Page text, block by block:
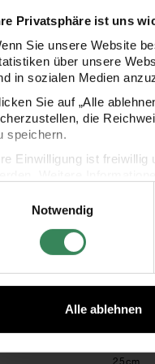
Privatsphäre ist uns
Sie unsere Website
über unsere
in sozialen Medien
Sie auf „Alle
die
speichern.
Einwilligung ist freiwillig
Datenschutz
Notwendig
Alle ablehnen
Christmas 180
SET
25cm